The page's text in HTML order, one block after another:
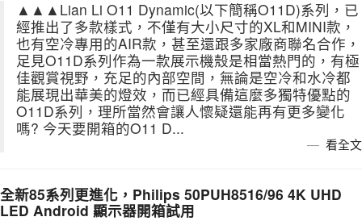
▲▲▲Lian Li O11 Dynamic(以下簡稱O11D)系列，已
經推出了多款樣式，不僅有大小尺寸的XL和MINI款，
也有空冷專用的AIR款，甚至還跟多家廠商聯名合作，
足見O11D系列作為一款展示機殼是相當熱門的，有極
佳觀賞視野，充足的內部空間，無論是空冷和水冷都
能展現出華美的燈效，而已經具備這麼多獨特優點的
O11D系列，理所當然會讓人懷疑還能再有更多變化
嗎? 今天要開箱的O11 D...
看全文
全新85系列更進化，Philips 50PUH8516/96 4K UHD
LED Android 顯示器開箱試用